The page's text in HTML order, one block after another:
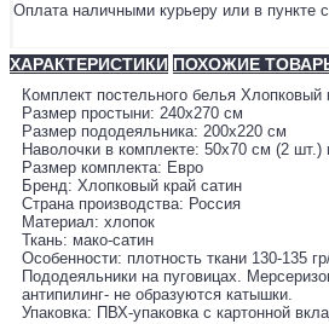
Оплата наличными курьеру или в пункте
ХАРАКТЕРИСТИКИ ПОХОЖИЕ
Комплект постельного белья Хлопковый
Размер простыни: 240х270 см
Размер пододеяльника: 200х220 см
Наволочки в комплекте: 50х70 см (2
Размер комплекта: Евро
Бренд: Хлопковый край сатин
Страна производства: Россия
Материал: хлопок
Ткань: мако-сатин
Особенности: плотность ткани 130-135
Пододеяльники на пуговицах.
антипилинг- не образуются катышки.
Упаковка: ПВХ-упаковка с картонной